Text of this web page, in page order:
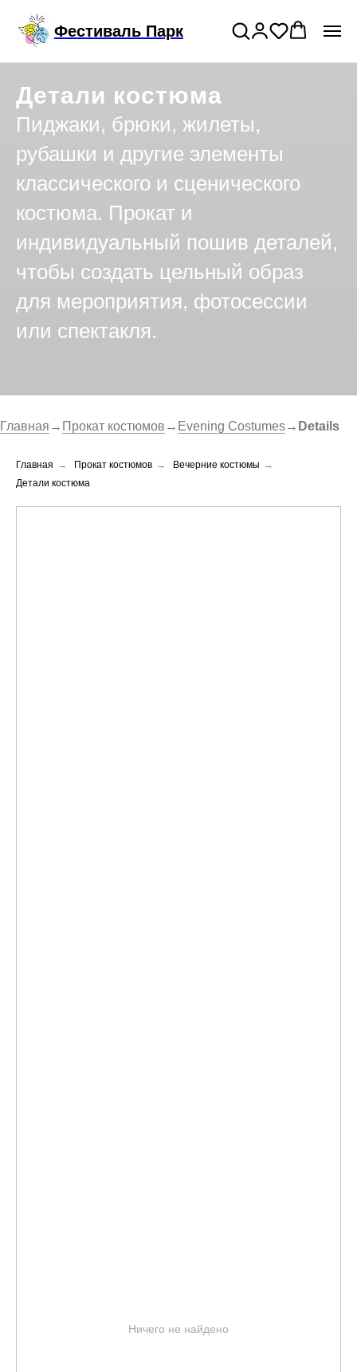
Фестиваль Парк
костюмов
Детали костюма
Пиджаки, брюки, жилеты,
рубашки и другие элементы
классического и сценического
костюма. Прокат и
индивидуальный пошив деталей,
чтобы создать цельный образ
для мероприятия, фотосессии
или спектакля.
Главная → Прокат костюмов → Evening Costumes→ Details
Главная → Прокат костюмов → Вечерние костюмы →
Детали костюма
Ничего не найдено